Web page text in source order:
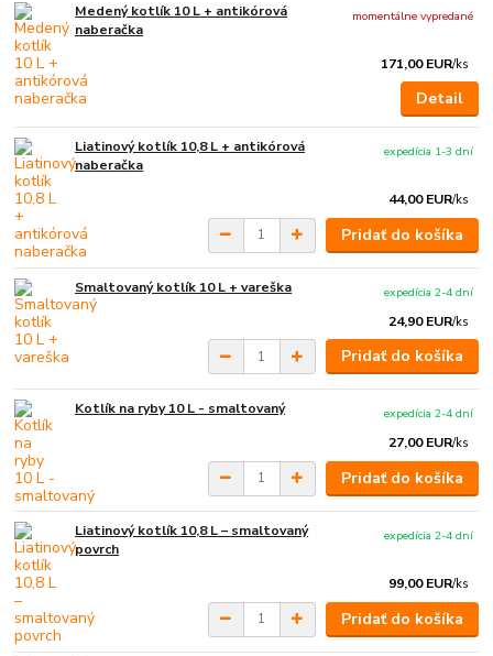
Medený kotlík 10 L + antikórová
naberačka
171,00 EUR/ks
momentálne vypredané
Detail
Liatinový kotlík 10,8 L + antikórová
naberačka
44,00 EUR/ks
expedícia 1-3 dní
Pridať do košíka
Smaltovaný kotlík 10 L + vareška
24,90 EUR/ks
expedícia 2-4 dní
Pridať do košíka
Kotlík na ryby 10 L - smaltovaný
27,00 EUR/ks
expedícia 2-4 dní
Pridať do košíka
Liatinový kotlík 10,8 L – smaltovaný
povrch
99,00 EUR/ks
expedícia 2-4 dní
Pridať do košíka